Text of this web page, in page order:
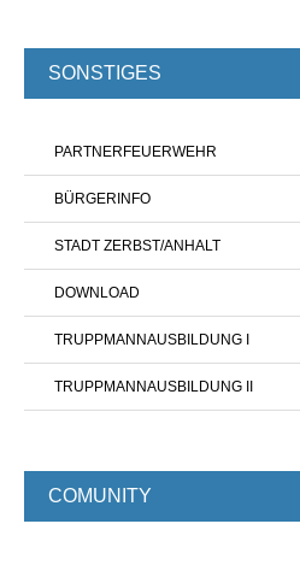
SONSTIGES
PARTNERFEUERWEHR
BÜRGERINFO
STADT ZERBST/ANHALT
DOWNLOAD
TRUPPMANNAUSBILDUNG I
TRUPPMANNAUSBILDUNG II
COMUNITY